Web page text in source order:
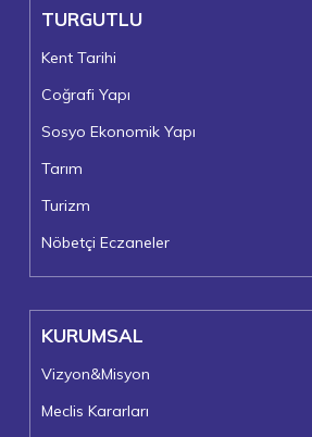
TURGUTLU
Kent Tarihi
Coğrafi Yapı
Sosyo Ekonomik Yapı
Tarım
Turizm
Nöbetçi Eczaneler
KURUMSAL
Vizyon&Misyon
Meclis Kararları